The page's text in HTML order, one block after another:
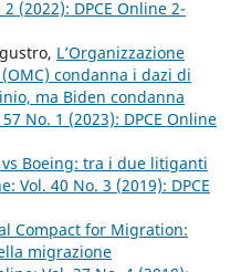
(2022): DPCE Online 2-
L’Organizzazione
condanna i dazi di
ma Biden condanna
No. 1 (2023): DPCE Online
Boeing: tra i due litiganti
Vol. 40 No. 3 (2019): DPCE
Compact for Migration:
migrazione